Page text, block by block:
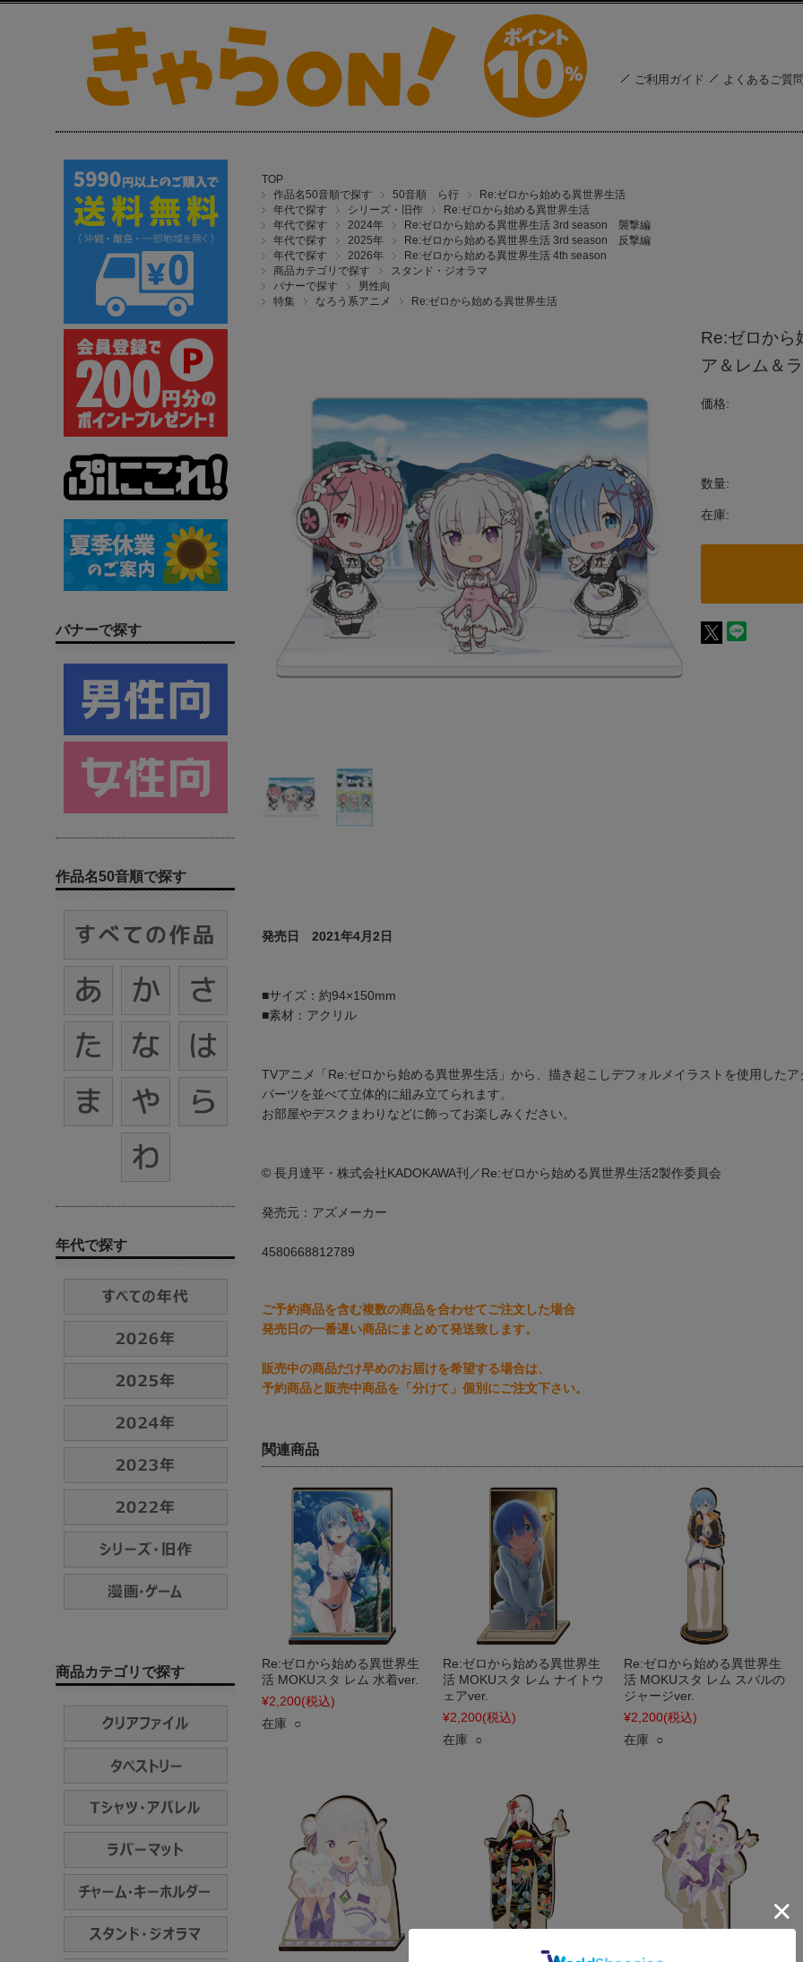
ご利用ガイド よくあるご質問
TOP
作品名50音順で探す
50音順 ら行
Re:ゼロから始める異世界生活
年代で探す
シリーズ・旧作
Re:ゼロから始める異世界生活
年代で探す
2024年
Re:ゼロから始める異世界生活 3rd season 襲撃編
年代で探す
2025年
Re:ゼロから始める異世界生活 3rd season 反撃編
年代で探す
2026年
Re:ゼロから始める異世界生活 4th season
商品カテゴリで探す
スタンド・ジオラマ
バナーで探す
男性向
特集
なろう系アニメ Re:ゼロから始める異世界生活
Re:ゼロから
ア＆レム＆
価格:
数量:
在庫:
発売日 2021年4月2日
■サイズ：約94×150mm
■素材：アクリル
TVアニメ「Re:ゼロから始める異世界生活」から、描き起こしデフォルメイラストを使用したア
パーツを並べて立体的に組み立てられます。
お部屋やデスクまわりなどに飾ってお楽しみください。
© 長月達平・株式会社KADOKAWA刊／Re:ゼロから始める異世界生活2製作委員会
発売元：アズメーカー
4580668812789
ご予約商品を含む複数の商品を合わせてご注文した場合
発売日の一番遅い商品にまとめて発送致します。
販売中の商品だけ早めのお届けを希望する場合は、
予約商品と販売中商品を「分けて」個別にご注文下さい。
関連商品
Re:ゼロから始める異世界生
活 MOKUスタ レム 水着ver.
¥2,200(税込)
在庫 ○
Re:ゼロから始める異世界生
活 MOKUスタ レム ナイトウ
ェアver.
¥2,200(税込)
在庫 ○
Re:ゼロから始める異世界生
活 MOKUスタ レム スバルの
ジャージver.
¥2,200(税込)
在庫 ○
バナーで探す
作品名50音順で探す
年代で探す
商品カテゴリで探す